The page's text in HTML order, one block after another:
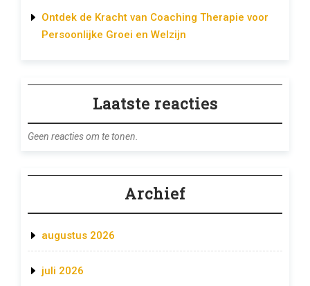
Ontdek de Kracht van Coaching Therapie voor
Persoonlijke Groei en Welzijn
Laatste reacties
Geen reacties om te tonen.
Archief
augustus 2026
juli 2026